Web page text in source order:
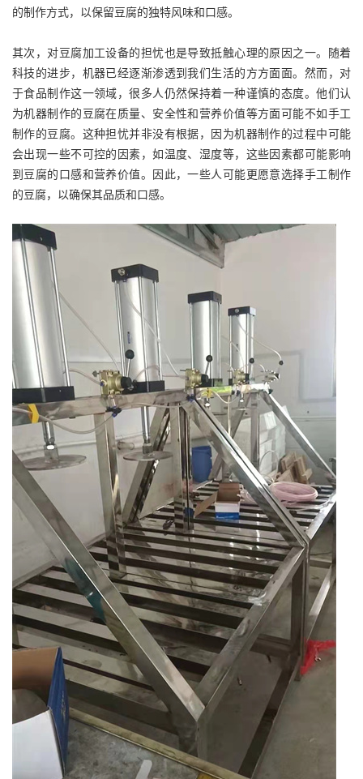
的制作方式，以保留豆腐的独特风味和口感。
其次，对豆腐加工设备的担忧也是导致抵触心理的原因之一。随着
科技的进步，机器已经逐渐渗透到我们生活的方方面面。然而，对
于食品制作这一领域，很多人仍然保持着一种谨慎的态度。他们认
为机器制作的豆腐在质量、安全性和营养价值等方面可能不如手工
制作的豆腐。这种担忧并非没有根据，因为机器制作的过程中可能
会出现一些不可控的因素，如温度、湿度等，这些因素都可能影响
到豆腐的口感和营养价值。因此，一些人可能更愿意选择手工制作
的豆腐，以确保其品质和口感。